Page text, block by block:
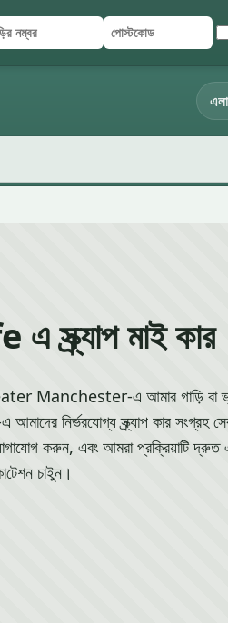
নম্বর
দিন
মাই কার
Manchester-এ আমার গাড়ি বা
নির্ভরযোগ্য স্ক্র্যাপ কার সংগ্রহ
করুন, এবং আমরা প্রক্রিয়াটি দ্রুত
চাইুন।